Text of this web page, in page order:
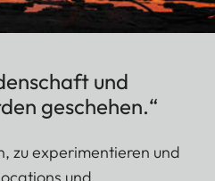
und
geschehen.“
zu experimentieren und